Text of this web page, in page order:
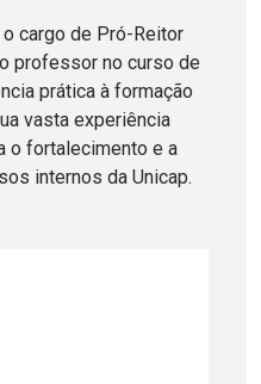
o cargo de Pró-Reitor
professor no curso de
prática à formação
vasta experiência
o fortalecimento e a
internos da Unicap.